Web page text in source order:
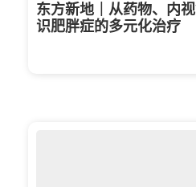
东方新地｜从药物、内
识肥胖症的多元化治疗